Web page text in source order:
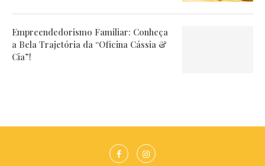
Empreendedorismo Familiar: Conheça
a Bela Trajetória da “Oficina Cássia &
Cia”!